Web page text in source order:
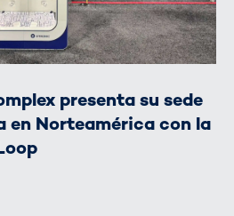
presenta su sede
en Norteamérica con la